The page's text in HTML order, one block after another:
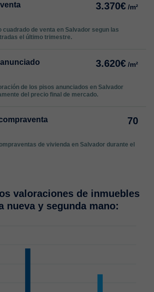
3.370€ /m²
cuadrado de venta en Salvador segun las
el último trimestre.
3.620€ /m²
de los pisos anunciados en Salvador
del precio final de mercado.
70
de vivienda en Salvador durante el
valoraciones de inmuebles
nueva y segunda mano: